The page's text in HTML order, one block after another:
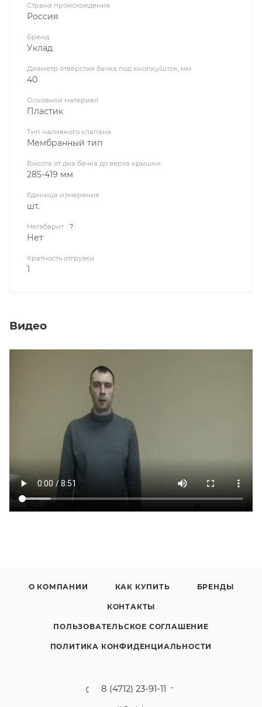
Страна происхождения
Россия
Бренд
Уклад
Диаметр отверстия бачка под кнопку/шток, мм
40
Основной материал
Пластик
Тип наливного клапана
Мембранный тип
Высота от дна бачка до верха крышки
285-419 мм
Единица измерения
шт.
Негабарит ?
Нет
Кратность отгрузки
1
Видео
О КОМПАНИИ КАК КУПИТЬ БРЕНДЫ
КОНТАКТЫ
ПОЛЬЗОВАТЕЛЬСКОЕ СОГЛАШЕНИЕ
ПОЛИТИКА КОНФИДЕНЦИАЛЬНОСТИ
8 (4712) 23-91-11